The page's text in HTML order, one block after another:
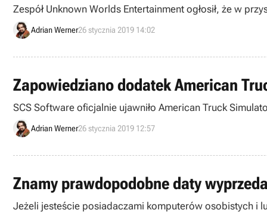
Adrian Werner26 stycznia 2019 14:02
Zapowiedziano dodatek American
SCS Software oficjalnie ujawniło American Truck
Adrian Werner26 stycznia 2019 12:57
Znamy prawdopodobne daty
Jeżeli jesteście posiadaczami komputerów osobistych i